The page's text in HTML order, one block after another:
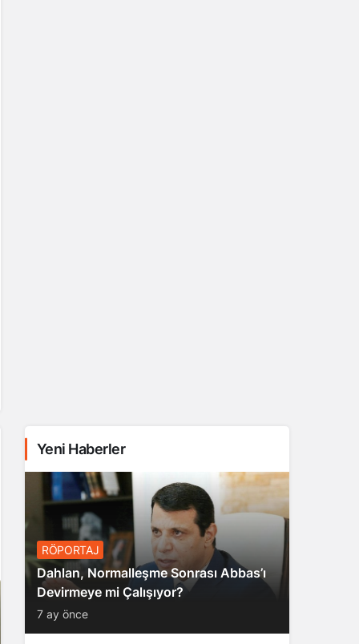
Yeni Haberler
RÖPORTAJ
Dahlan, Normalleşme Sonrası Abbas’ı
Devirmeye mi Çalışıyor?
7 ay önce